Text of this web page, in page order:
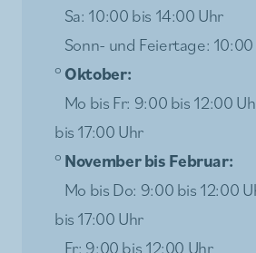
Sa: 10:00 bis 14:00 Uhr
Sonn- und Feiertage:
°Oktober:
Mo bis Fr: 9:00 bis 12:00
bis 17:00 Uhr
° November bis Februar:
Mo bis Do: 9:00 bis 12:00
bis 17:00 Uhr
Fr: 9:00 bis 12:00 Uhr